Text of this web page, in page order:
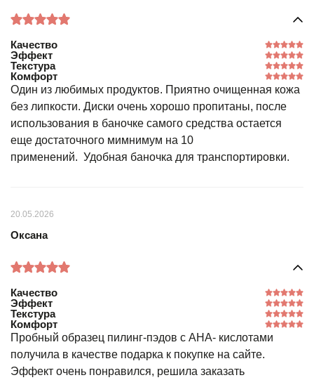
Качество
Эффект
Текстура
Комфорт
Один из любимых продуктов. Приятно очищенная кожа
без липкости. Диски очень хорошо пропитаны, после
использования в баночке самого средства остается
еще достаточного мимнимум на 10
применений. Удобная баночка для транспортировки.
20.05.2026
Оксана
Качество
Эффект
Текстура
Комфорт
Пробный образец пилинг-пэдов с АНА- кислотами
получила в качестве подарка к покупке на сайте.
Эффект очень понравился, решила заказать